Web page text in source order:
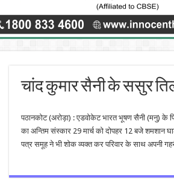
चांद कुमार सैनी के ससुर
पठानकोट (अरोड़ा) : एडवोकेट भारत भूषण सैनी (मनु) के
का अन्तिम संस्कार 29 मार्च को दोपहर 12 बजे शमशान
पत्र समूह ने भी शोक व्यक्त कर परिवार के साथ अपनी